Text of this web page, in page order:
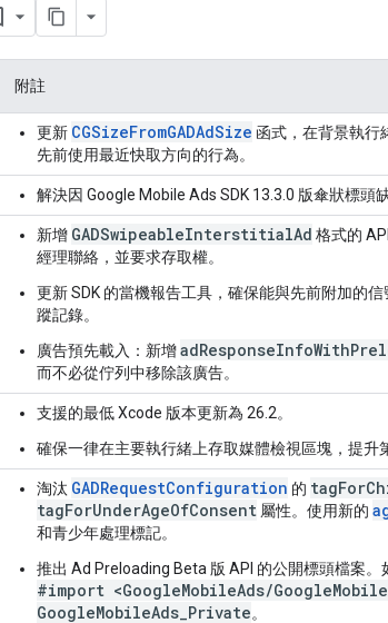
附註
更新 CGSizeFromGADAdSize 函式，在背景執行
先前使用最近快取方向的行為。
解決因 Google Mobile Ads SDK 13.3.0 版傘狀標頭
新增 GADSwipeableInterstitialAd 格式的
經理聯絡，並要求存取權。
更新 SDK 的當機報告工具，確保能與先前附加的
蹤記錄。
廣告預先載入 ：新增
而不必從佇列中移除該廣告。
支援的最低 Xcode 版本更新為 26.2。
確保一律在主要執行緒上存取媒體檢視區塊，提升
淘汰 GADRequestConfiguration 的
tagForUnderAgeOfConsent 屬性。使用新的
和青少年處理標記。
推出 Ad Preloading Beta 版 API 的公開標頭檔案
#import <GoogleMobileAds/
GoogleMobileAds_Private。